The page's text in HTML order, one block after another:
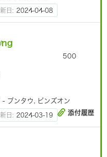
日: 2024-04-08
500
- ブンタウ, ビンズオン
日: 2024-03-19 添付履歴